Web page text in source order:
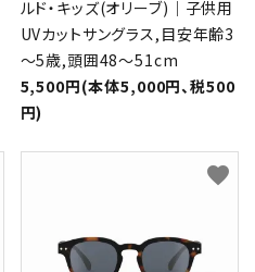
ルド・キッズ(オリーブ)｜子供用
UVカットサングラス,目安年齢3
～5歳,頭囲48～51cm
5,500円(本体5,000円、税500
円)
favorite